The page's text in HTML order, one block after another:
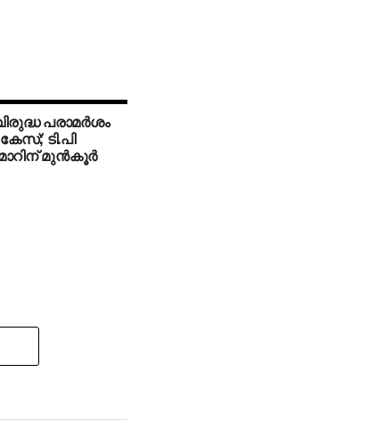
പരാമര്‍ശം
ടി.പി
മുന്‍കൂര്‍